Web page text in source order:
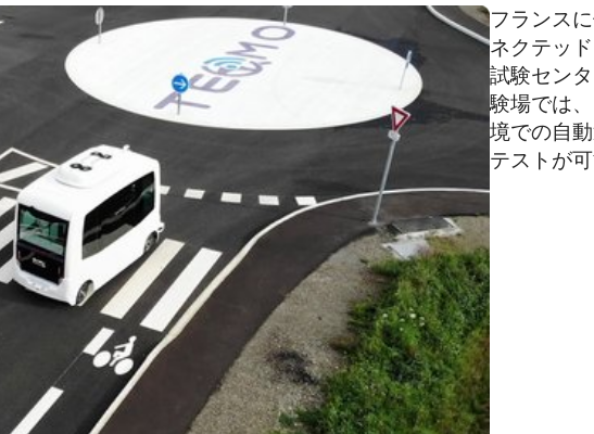
フランス
ネクテッ
試験セン
験場では
境での自
テストが